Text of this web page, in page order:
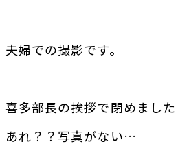
夫婦での撮影です。
喜多部長の挨拶で閉めました
あれ？？写真がない…